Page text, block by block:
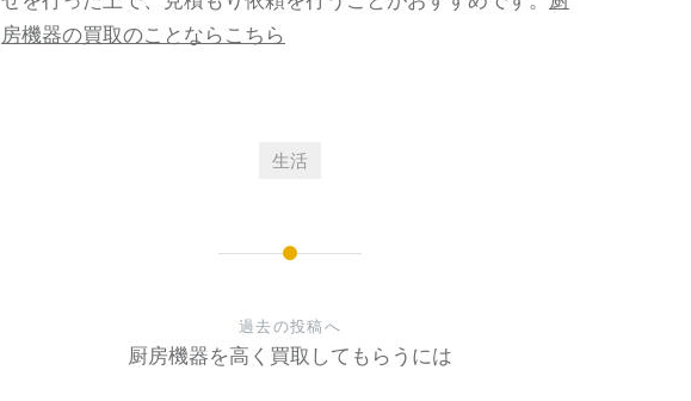
房機器の買取のことならこちら
生活
過去の投稿へ
厨房機器を高く買取してもらうには